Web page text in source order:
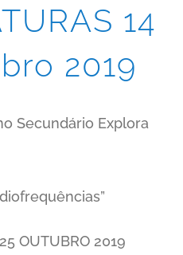
14
2019
Secundário Explora
OUTUBRO 2019